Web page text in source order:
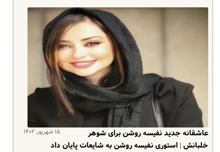
۱۵ شهریور ۱۴۰۲
عاشقانه جدید نفیسه روشن برای شوهر
خلبانش | استوری نفیسه روشن به شایعات پایان داد